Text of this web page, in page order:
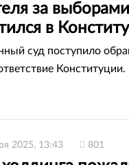
за
в
суд поступило
Конституции.
2025, 13:43 801